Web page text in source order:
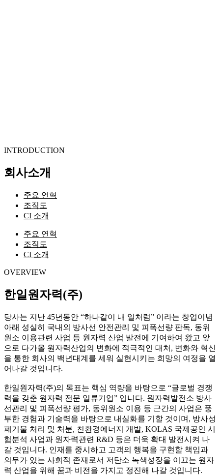
INTRODUCTION
회사소개
주요 연혁
조직도
CI 소개
주요 연혁
조직도
CI 소개
OVERVIEW
한일원자력(주)
당사는 지난 45년동안 “하나같이 내 일처럼” 이라는 창업이념
아래 성실히 국내외 방사선 안전관리 및 피폭선량 판독, 동위
원소 이용관련 사업 등 원자력 산업 발전에 기여하여 왔고 앞
으로 다가올 원자력산업의 변화에 적극적인 대처, 변화와 혁신
을 통한 회사의 백년대계를 세워 실현시키는 희망의 여정을 열
어나갈 것입니다.
한일원자력(주)의 목표는 핵심 역량을 바탕으로 “글로벌 경쟁
력을 갖춘 원자력 전문 일류기업” 입니다. 원자력발전소 방사
선관리 및 피폭선량 평가, 동위원소 이용 등 근간의 사업은 풍
부한 경험과 기술력을 바탕으로 내실화를 기할 것이며, 방사성
폐기물 처리 및 처분, 친환경에너지 개발, KOLAS 국제공인 시
험분석 사업과 원자력관련 R&D 등은 더욱 확대 발전시켜 나
갈 것입니다. 인재를 중시하고 고객의 행복을 구현할 책임과
의무가 있는 사회적 존재로서 저탄소 녹색성장을 이끄는 원자
력 산업을 위해 꿈과 비전을 가지고 정진해 나갈 것입니다.